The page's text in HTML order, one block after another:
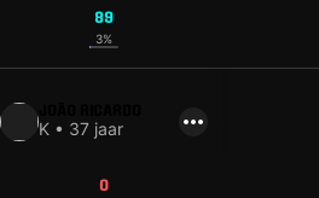
89
3%
K • 37 jaar
0